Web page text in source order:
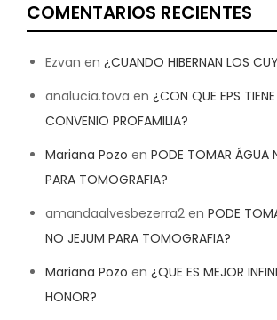
COMENTARIOS RECIENTES
Ezvan en ¿CUANDO HIBERNAN LOS
analucia.tova en ¿CON QUE EPS TIENE
CONVENIO PROFAMILIA?
Mariana Pozo en PODE TOMAR ÁGUA
PARA TOMOGRAFIA?
amandaalvesbezerra2 en PODE
NO JEJUM PARA TOMOGRAFIA?
Mariana Pozo en ¿QUE ES MEJOR
HONOR?